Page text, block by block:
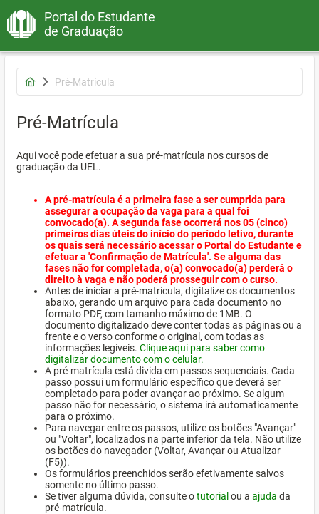
Portal do Estudante
de Graduação
Pré-Matrícula
Pré-Matrícula
Aqui você pode efetuar a sua pré-matrícula nos cursos de
graduação da UEL.
A pré-matrícula é a primeira fase a ser cumprida para
assegurar a ocupação da vaga para a qual foi
convocado(a). A segunda fase ocorrerá nos 05 (cinco)
primeiros dias úteis do início do período letivo, durante
os quais será necessário acessar o Portal do Estudante e
efetuar a 'Confirmação de Matrícula'. Se alguma das
fases não for completada, o(a) convocado(a) perderá o
direito à vaga e não poderá prosseguir com o curso.
Antes de iniciar a pré-matrícula, digitalize os documentos
abaixo, gerando um arquivo para cada documento no
formato PDF, com tamanho máximo de 1MB. O
documento digitalizado deve conter todas as páginas ou a
frente e o verso conforme o original, com todas as
informações legíveis. Clique aqui para saber como
digitalizar documento com o celular.
A pré-matrícula está divida em passos sequenciais. Cada
passo possui um formulário específico que deverá ser
completado para poder avançar ao próximo. Se algum
passo não for necessário, o sistema irá automaticamente
para o próximo.
Para navegar entre os passos, utilize os botões "Avançar"
ou "Voltar", localizados na parte inferior da tela. Não utilize
os botões do navegador (Voltar, Avançar ou Atualizar
(F5)).
Os formulários preenchidos serão efetivamente salvos
somente no último passo.
Se tiver alguma dúvida, consulte otutorial ou a ajuda da
pré-matrícula.